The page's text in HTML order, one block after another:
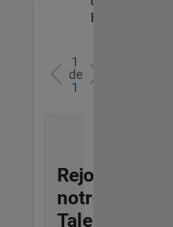
Expérimenté(e)
1
de
1
Rejoignez
notre
Talent